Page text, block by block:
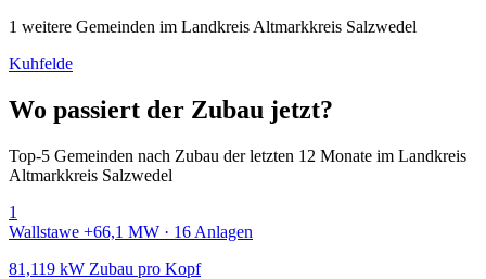
1 weitere Gemeinden im Landkreis Altmarkkreis Salzwedel
Kuhfelde
Wo passiert der Zubau jetzt?
Top-5 Gemeinden nach Zubau der letzten 12 Monate im Landkreis
Altmarkkreis Salzwedel
1
Wallstawe +66,1 MW · 16 Anlagen
81,119 kW Zubau pro Kopf